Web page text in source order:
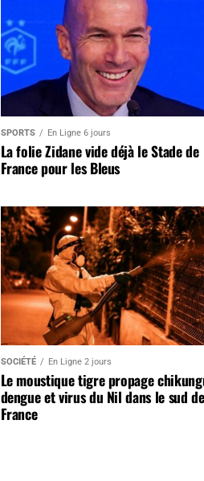
SPORTS En Ligne 6 jours
La folie Zidane vide déjà le Stade de
France pour les Bleus
SOCIÉTÉ En Ligne 2 jours
Le moustique tigre propage
dengue et virus du Nil dans le sud
France